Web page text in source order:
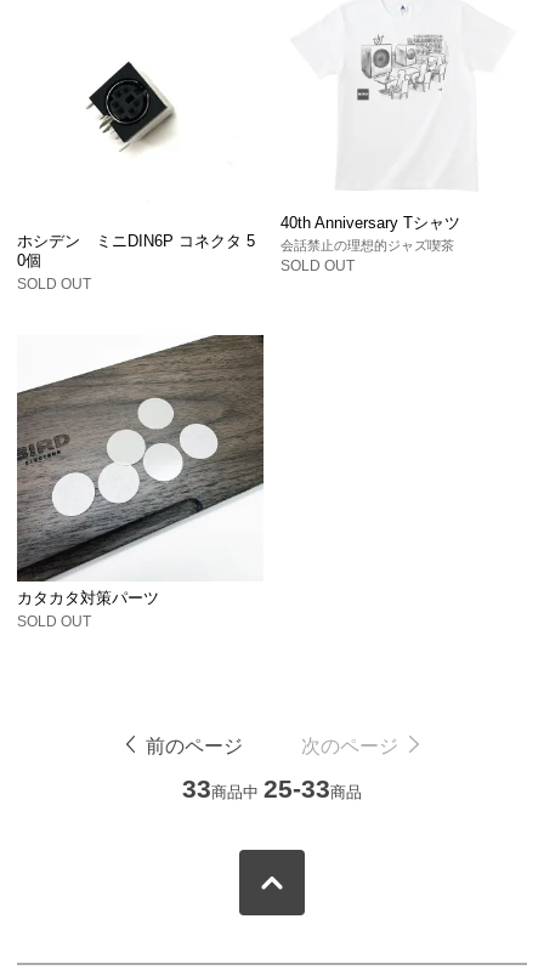
ホシデン ミニDIN6P コネクタ 5
0個
SOLD OUT
40th Anniversary Tシャツ
会話禁止の理想的ジャズ喫茶
SOLD OUT
カタカタ対策パーツ
SOLD OUT
前のページ 次のページ
33商品中 25-33商品